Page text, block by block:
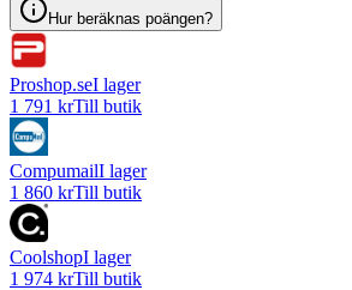
Hur beräknas poängen?
Proshop.seI lager
1 791 krTill butik
CompumailI lager
1 860 krTill butik
CoolshopI lager
1 974 krTill butik